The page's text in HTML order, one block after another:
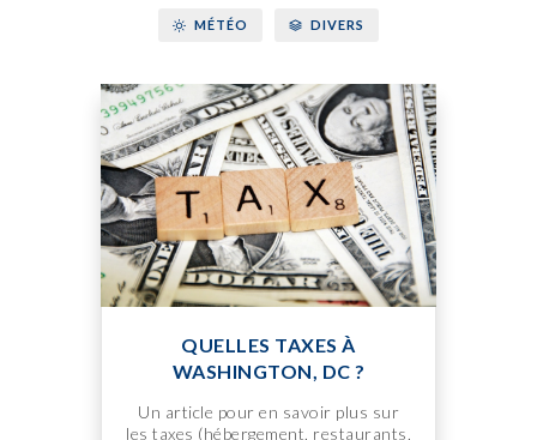
MÉTÉO DIVERS
QUELLES TAXES À
WASHINGTON, DC ?
Un article pour en savoir plus sur
les taxes (hébergement, restaurants,